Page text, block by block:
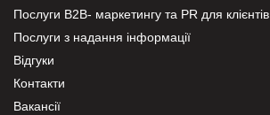
Послуги В2В- маркетингу та PR для клієнтів
Послуги з надання інформації
Відгуки
Контакти
Вакансії